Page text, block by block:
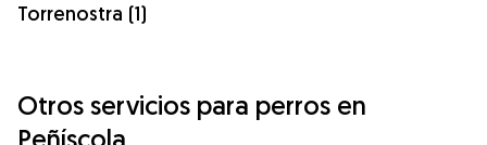
Torrenostra (1)
Otros servicios para perros en
Peñíscola